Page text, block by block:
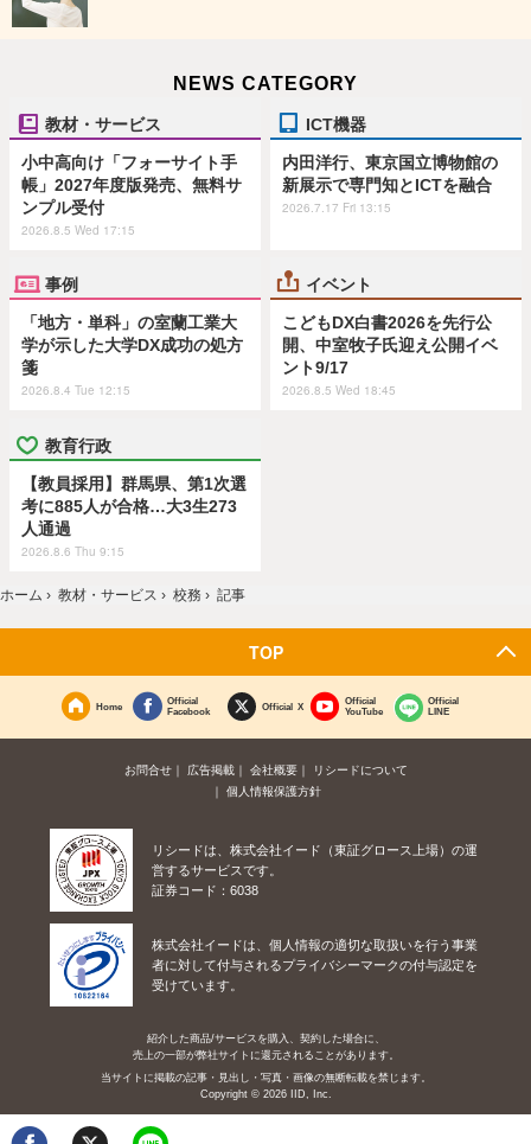
NEWS CATEGORY
教材・サービス
小中高向け「フォーサイト手
帳」2027年度版発売、無料サ
ンプル受付
2026.8.5 Wed 17:15
ICT機器
内田洋行、東京国立博物館の
新展示で専門知とICTを融合
2026.7.17 Fri 13:15
事例
「地方・単科」の室蘭工業大
学が示した大学DX成功の処方
箋
2026.8.4 Tue 12:15
イベント
こどもDX白書2026を先行公
開、中室牧子氏迎え公開イベ
ント9/17
2026.8.5 Wed 18:45
教育行政
【教員採用】群馬県、第1次選
考に885人が合格…大3生273
人通過
2026.8.6 Thu 9:15
ホーム › 教材・サービス › 校務 › 記事
TOP
Home
Official
Facebook
Official X
Official
YouTube
Official
LINE
お問合せ 広告掲載 会社概要
リシードについて
個人情報保護方針
リシードは、株式会社イード（東証グロース上場）の運
営するサービスです。
証券コード：6038
株式会社イードは、個人情報の適切な取扱いを行う事業
者に対して付与されるプライバシーマークの付与認定を
受けています。
紹介した商品/サービスを購入、契約した場合に、
売上の一部が弊社サイトに還元されることがあります。
当サイトに掲載の記事・見出し・写真・画像の無断転載を禁じます。
Copyright © 2026 IID, Inc.